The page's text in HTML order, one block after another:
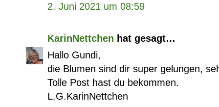
2. Juni 2021 um 08:59
KarinNettchen hat gesagt…
Hallo Gundi,
die Blumen sind dir super gelungen,
Tolle Post hast du bekommen.
L.G.KarinNettchen